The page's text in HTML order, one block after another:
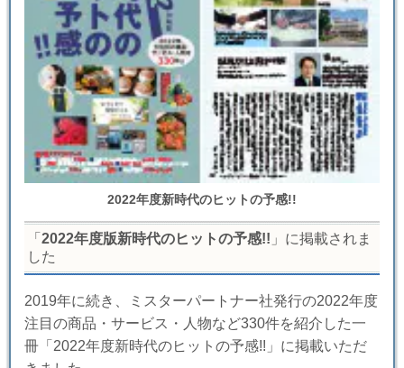
2022年度新時代のヒットの予感!!
「 2022年度版新時代のヒットの予感!! 」に掲載されま
した
2019年に続き、ミスターパートナー社発行の2022年度
注目の商品・サービス・人物など330件を紹介した一
冊「2022年度新時代のヒットの予感!!」に掲載いただ